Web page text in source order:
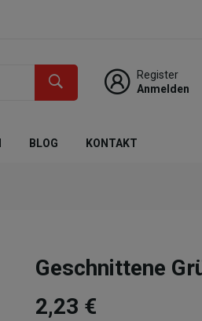
Register
Anmelden
BLOG KONTAKT
Geschnittene
2,23 €